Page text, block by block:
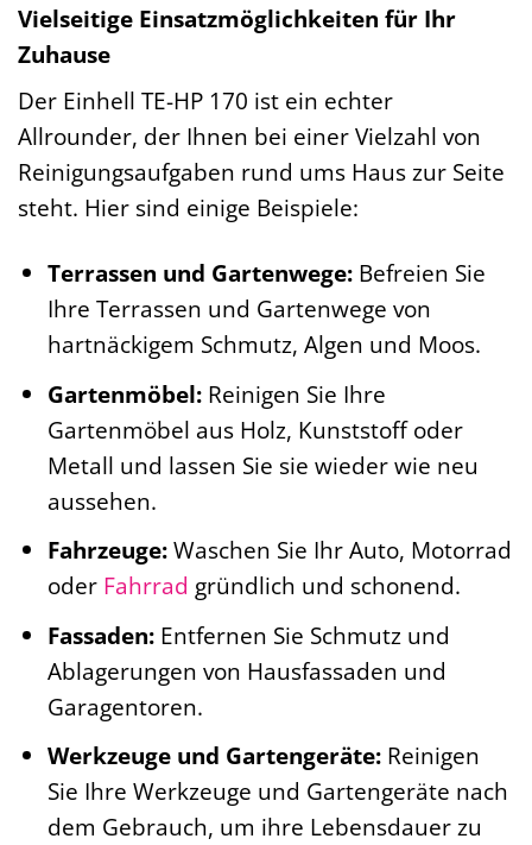
Vielseitige Einsatzmöglichkeiten für Ihr
Zuhause
Der Einhell TE-HP 170 ist ein echter
Allrounder, der Ihnen bei einer Vielzahl von
Reinigungsaufgaben rund ums Haus zur Seite
steht. Hier sind einige Beispiele:
Terrassen und Gartenwege:Befreien Sie
Ihre Terrassen und Gartenwege von
hartnäckigem Schmutz, Algen und Moos.
Gartenmöbel:Reinigen Sie Ihre
Gartenmöbel aus Holz, Kunststoff oder
Metall und lassen Sie sie wieder wie neu
aussehen.
Fahrzeuge:Waschen Sie Ihr Auto, Motorrad
oder Fahrrad gründlich und schonend.
Fassaden:Entfernen Sie Schmutz und
Ablagerungen von Hausfassaden und
Garagentoren.
Werkzeuge und Gartengeräte:Reinigen
Sie Ihre Werkzeuge und Gartengeräte nach
dem Gebrauch, um ihre Lebensdauer zu